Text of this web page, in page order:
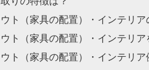
ト（家具の配置）・インテリア
ト（家具の配置）・インテリ
ト（家具の配置）・インテリア